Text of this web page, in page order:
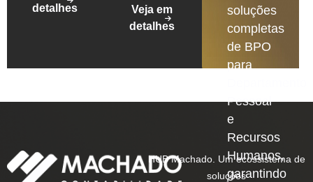
detalhes
Veja em
detalhes
soluções
completas
de BPO
para
Pessoal
e
Recursos
Humanos,
garantindo
HUB Machado. Um ecossistema de
soluções